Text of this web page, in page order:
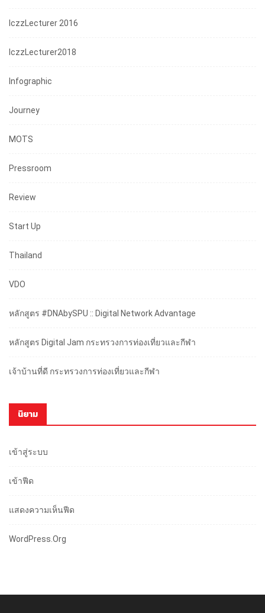
IczzLecturer 2016
IczzLecturer2018
Infographic
Journey
MOTS
Pressroom
Review
Start Up
Thailand
VDO
หลักสูตร #DNAbySPU :: Digital Network Advantage
หลักสูตร Digital Jam กระทรวงการท่องเที่ยวและกีฬา
เจ้าบ้านที่ดี กระทรวงการท่องเที่ยวและกีฬา
นิยาม
เข้าสู่ระบบ
เข้าฟีด
แสดงความเห็นฟีด
WordPress.org